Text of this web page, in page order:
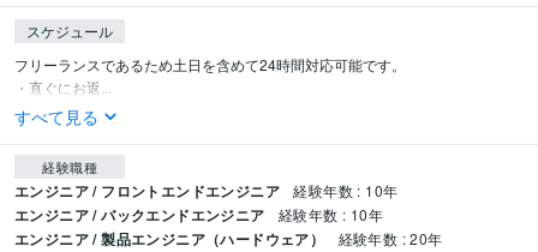
スケジュール
フリーランスであるため土日を含めて24時間対応可能です。
・直ぐにお返...
すべて見る
経験職種
エンジニア / フロントエンドエンジニア 経験年数 : 10年
エンジニア / バックエンドエンジニア 経験年数 : 10年
エンジニア / 製品エンジニア（ハードウェア） 経験年数 : 20年